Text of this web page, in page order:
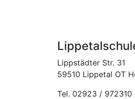
Lippstädter Str. 31
59510 Lippetal OT
Tel. 02923 / 972310